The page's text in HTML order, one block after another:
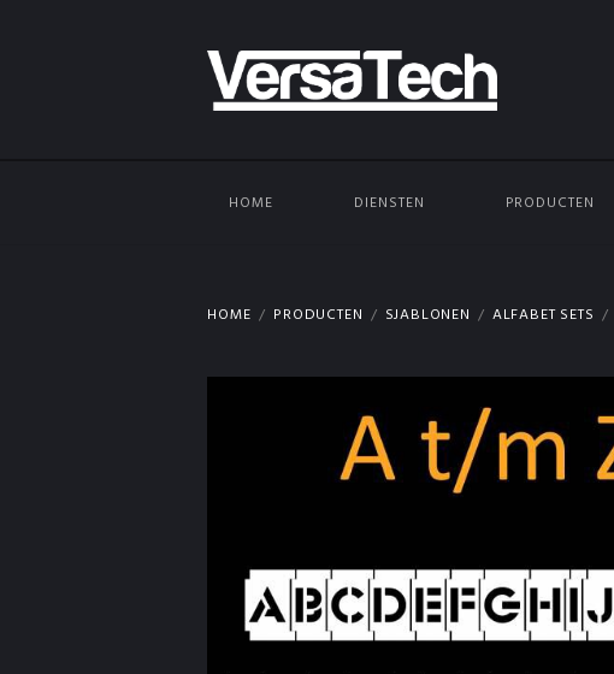
HOME DIENSTEN PRODUCTEN
HOME PRODUCTEN SJABLONEN ALFABET SETS